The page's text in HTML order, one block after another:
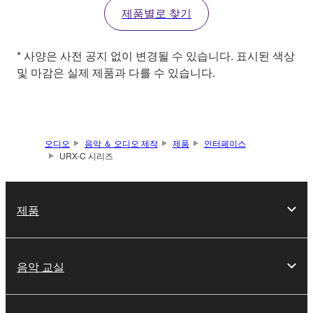
제품별로 찾기
* 사양은 사전 공지 없이 변경될 수 있습니다. 표시된 색상
및 마감은 실제 제품과 다를 수 있습니다.
오디오 음악 ＆ 오디오 제작 제품
인터페이스
URX-C 시리즈
제품
음악 교실